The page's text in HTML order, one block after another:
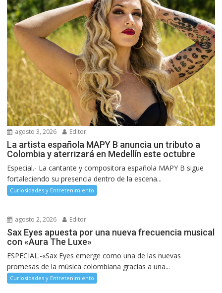
agosto 3, 2026 Editor
La artista española MAPY B anuncia un tributo a
Colombia y aterrizará en Medellín este octubre
Especial.- La cantante y compositora española MAPY B sigue
fortaleciendo su presencia dentro de la escena...
Curiosidades y Entretenimiento
agosto 2, 2026 Editor
Sax Eyes apuesta por una nueva frecuencia musical
con «Aura The Luxe»
ESPECIAL.-«Sax Eyes emerge como una de las nuevas
promesas de la música colombiana gracias a una...
Curiosidades y Entretenimiento